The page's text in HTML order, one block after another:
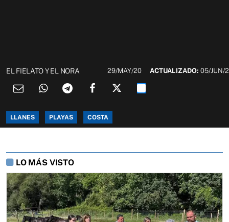
EL FIELATO Y EL NORA 29/MAY/20 ACTUALIZADO:05/JUN/
LLANES PLAYAS COSTA
LO MÁS VISTO